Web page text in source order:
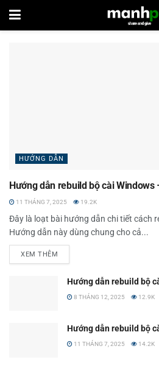
HƯỚNG DẪN
Hướng dẫn rebuild bộ cài Windows
11 THÁNG 7, 2025 19.2K
Đây là loạt bài hướng dẫn chi tiết cách
Hướng dẫn này dùng chung cho cả...
XEM THÊM
Hướng dẫn rebuild bộ
8 THÁNG 12, 2025 12.9K
Hướng dẫn rebuild bộ
11 THÁNG 7, 2025 14.2K